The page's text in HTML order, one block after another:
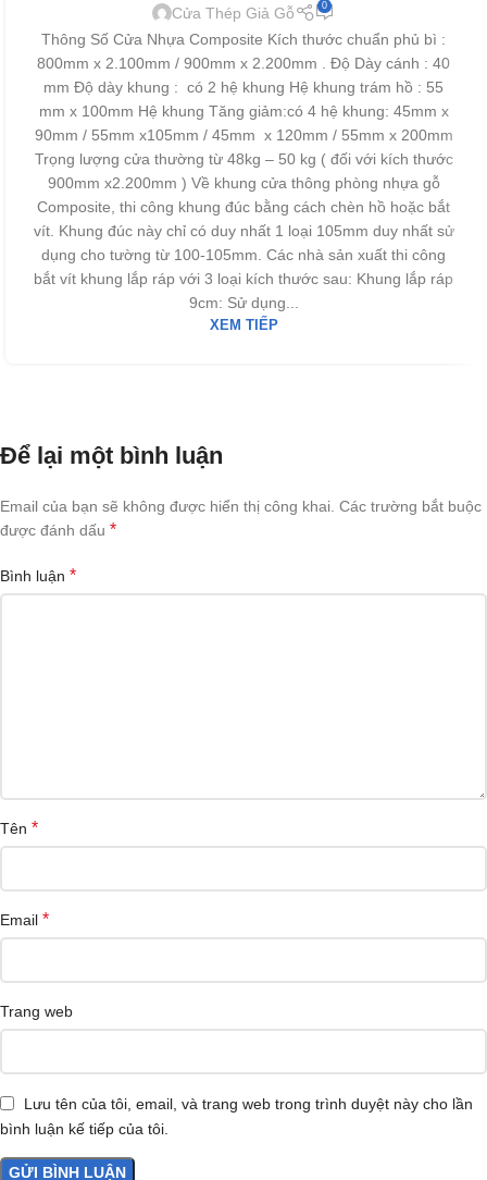
Cửa Thép Giả Gỗ 0
Thông Số Cửa Nhựa Composite Kích thước chuẩn phủ bì :
800mm x 2.100mm / 900mm x 2.200mm . Độ Dày cánh : 40
mm Độ dày khung : có 2 hệ khung Hệ khung trám hồ : 55
mm x 100mm Hệ khung Tăng giảm:có 4 hệ khung: 45mm x
90mm / 55mm x105mm / 45mm x 120mm / 55mm x 200mm
Trọng lượng cửa thường từ 48kg – 50 kg ( đối với kích thước
900mm x2.200mm ) Về khung cửa thông phòng nhựa gỗ
Composite, thi công khung đúc bằng cách chèn hồ hoặc bắt
vít. Khung đúc này chỉ có duy nhất 1 loại 105mm duy nhất sử
dụng cho tường từ 100-105mm. Các nhà sản xuất thi công
bắt vít khung lắp ráp với 3 loại kích thước sau: Khung lắp ráp
9cm: Sử dụng...
XEM TIẾP
Để lại một bình luận
Email của bạn sẽ không được hiển thị công khai. Các trường bắt buộc
được đánh dấu *
Bình luận *
Tên *
Email *
Trang web
Lưu tên của tôi, email, và trang web trong trình duyệt này cho lần
bình luận kế tiếp của tôi.